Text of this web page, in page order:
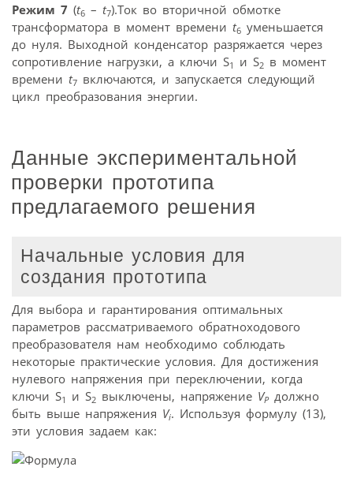
Режим 7 (t6 – t7).Ток во вторичной обмотке
трансформатора в момент времени t6 уменьшается
до нуля. Выходной конденсатор разряжается через
сопротивление нагрузки, а ключи S1 и S2 в момент
времени t7 включаются, и запускается следующий
цикл преобразования энергии.
Данные экспериментальной
проверки прототипа
предлагаемого решения
Начальные условия для
создания прототипа
Для выбора и гарантирования оптимальных
параметров рассматриваемого обратноходового
преобразователя нам необходимо соблюдать
некоторые практические условия. Для достижения
нулевого напряжения при переключении, когда
ключи S1 и S2 выключены, напряжение VPдолжно
быть выше напряжения Vi. Используя формулу (13),
эти условия задаем как: